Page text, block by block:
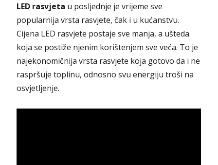
LED rasvjeta u posljednje je vrijeme sve
popularnija vrsta rasvjete, čak i u kućanstvu.
Cijena LED rasvjete postaje sve manja, a ušteda
koja se postiže njenim korištenjem sve veća. To je
najekonomičnija vrsta rasvjete koja gotovo da i ne
raspršuje toplinu, odnosno svu energiju troši na
osvjetljenje.